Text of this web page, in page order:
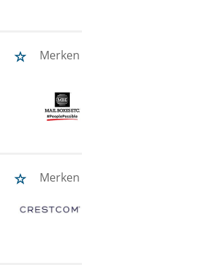
Merken
Merken